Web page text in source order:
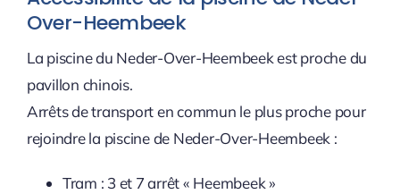
Over-Heembeek
La piscine du Neder-Over-Heembeek est proche du
pavillon chinois.
Arrêts de transport en commun le plus proche pour
rejoindre la piscine de Neder-Over-Heembeek :
Tram : 3 et 7 arrêt « Heembeek »